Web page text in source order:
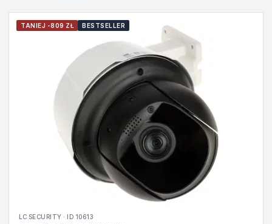
TANIEJ -809 ZŁ BESTSELLER
LC SECURITY · ID 10613